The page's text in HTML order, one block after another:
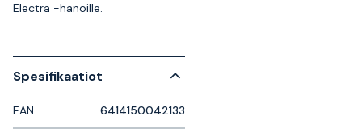
Electra -hanoille.
Spesifikaatiot
EAN 6414150042133